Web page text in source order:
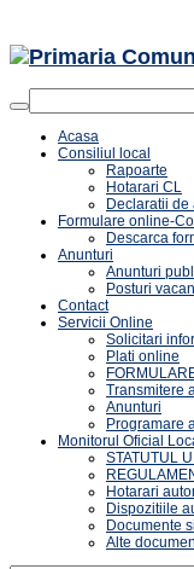
Acasa
Consiliul local
Rapoarte
Hotarari CL
Declaratii de
Formulare online-
Descarca
Anunturi
Anunturi
Posturi
Contact
Servicii Online
Solicitari
Plati online
Transmitere
Anunturi
Programare
Monitorul Oficial
STATUTUL
Hotarari
Dispozitiile
Documente
Alte